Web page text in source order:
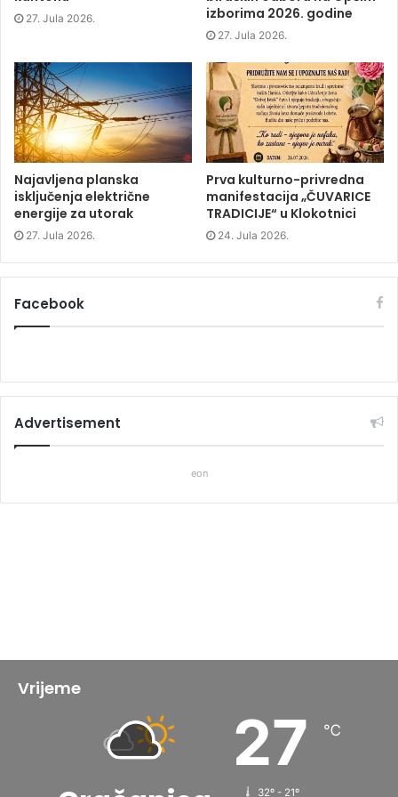
i
n
n
i
n
d
o
w
)
n
e
n
d
o
w
)
i
d
o
w
)
27. Jula 2026.
izborima 2026. godine
27. Jula 2026.
Najavljena planska
isključenja električne
energije za utorak
27. Jula 2026.
Prva kulturno-privredna
manifestacija „ČUVARICE
TRADICIJE“ u Klokotnici
24. Jula 2026.
Facebook
Advertisement
eon
Vrijeme
27 ℃
32º - 21º